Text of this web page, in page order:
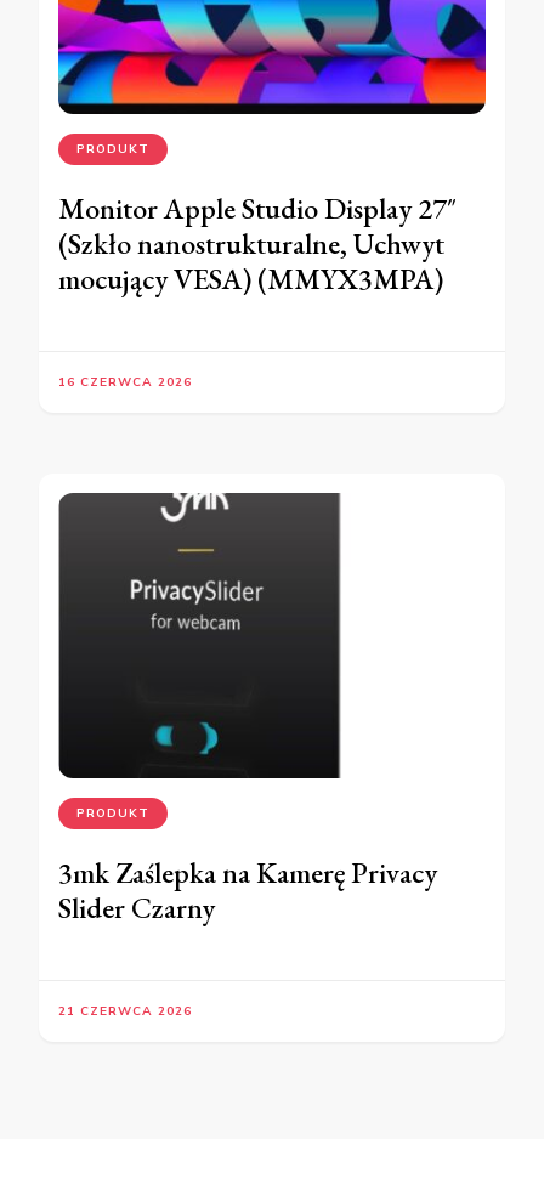
PRODUKT
Monitor Apple Studio Display 27″
(Szkło nanostrukturalne, Uchwyt
mocujący VESA) (MMYX3MPA)
16 CZERWCA 2026
PRODUKT
3mk Zaślepka na Kamerę Privacy
Slider Czarny
21 CZERWCA 2026